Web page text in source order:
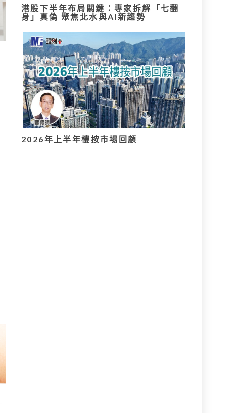
港股下半年布局關鍵：專家拆解「七翻
身」真偽 聚焦北水與AI新趨勢
2026年上半年樓按市場回顧